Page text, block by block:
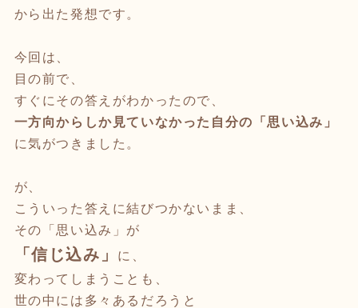
から出た発想です。
今回は、
目の前で、
すぐにその答えがわかったので、
一方向からしか見ていなかった自分の「思い込み」
に気がつきました。
が、
こういった答えに結びつかないまま、
その「思い込み」が
「信じ込み」
に、
変わってしまうことも、
世の中には多々あるだろうと